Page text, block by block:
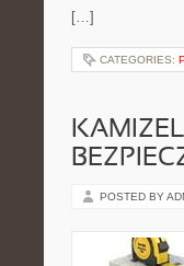
[…]
CATEGORIES:
POSTED BY